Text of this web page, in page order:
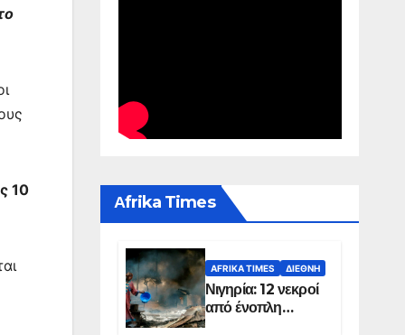
10
Αfrika Times
AFRIKA TIMES ΔΙΕΘΝΉ
Νιγηρία: 12 νεκροί
από ένοπλη
επίθεση σε χωριό